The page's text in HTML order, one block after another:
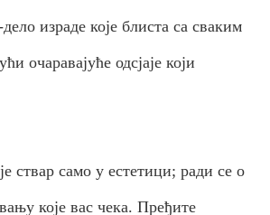
израде које блиста са сваким
очаравајуће одсјаје који
ствар само у естетици; ради се о
које вас чека. Пређите